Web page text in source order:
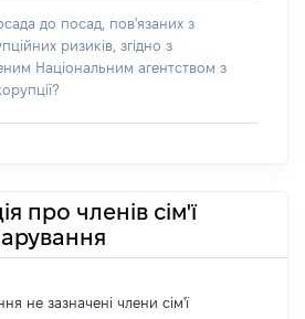
до посад, пов'язаних з
ризиків, згідно з
Національним агентством з
про членів сім'ї
не зазначені члени сім'ї